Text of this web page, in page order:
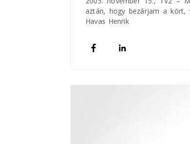
aztán, hogy bezárjam a kört,
Havas Henrik